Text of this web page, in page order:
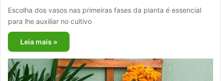
Escolha dos vasos nas primeiras fases da planta é essencial
para lhe auxiliar no cultivo
Leia mais »